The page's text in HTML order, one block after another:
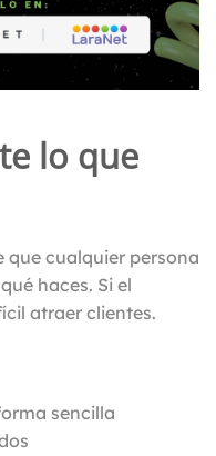
lo que
que cualquier persona
haces. Si el
atraer clientes.
sencilla